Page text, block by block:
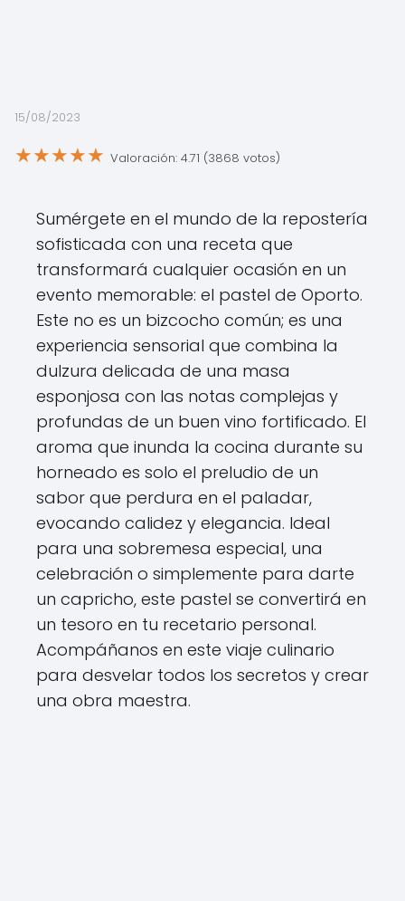
15/08/2023
★★★★★ Valoración: 4.71 (3868 votos)
Sumérgete en el mundo de la repostería
sofisticada con una receta que
transformará cualquier ocasión en un
evento memorable: el pastel de Oporto.
Este no es un bizcocho común; es una
experiencia sensorial que combina la
dulzura delicada de una masa
esponjosa con las notas complejas y
profundas de un buen vino fortificado. El
aroma que inunda la cocina durante su
horneado es solo el preludio de un
sabor que perdura en el paladar,
evocando calidez y elegancia. Ideal
para una sobremesa especial, una
celebración o simplemente para darte
un capricho, este pastel se convertirá en
un tesoro en tu recetario personal.
Acompáñanos en este viaje culinario
para desvelar todos los secretos y crear
una obra maestra.